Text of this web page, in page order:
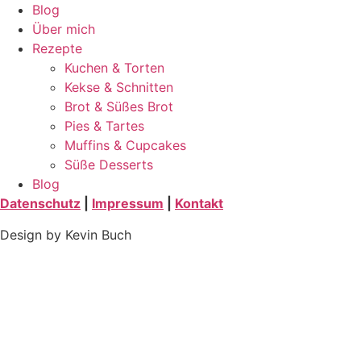
Blog
Über mich
Rezepte
Kuchen & Torten
Kekse & Schnitten
Brot & Süßes Brot
Pies & Tartes
Muffins & Cupcakes
Süße Desserts
Blog
Datenschutz
Impressum
Kontakt
Design by Kevin Buch